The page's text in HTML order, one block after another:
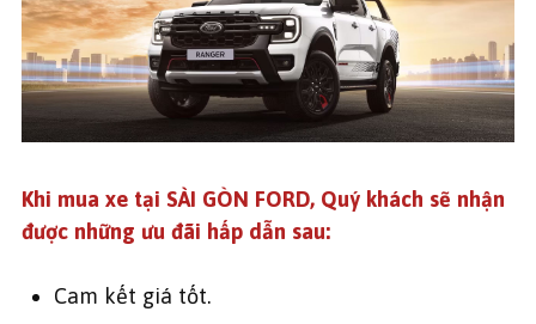
Khi mua xe tại SÀI GÒN FORD, Quý khách sẽ nhận
được những ưu đãi hấp dẫn sau:
Cam kết giá tốt.